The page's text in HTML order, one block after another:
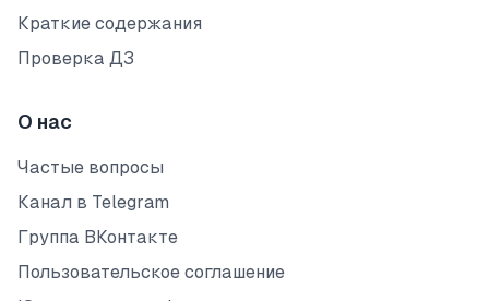
Краткие содержания
Проверка ДЗ
О нас
Частые вопросы
Канал в Telegram
Группа ВКонтакте
Пользовательское соглашение